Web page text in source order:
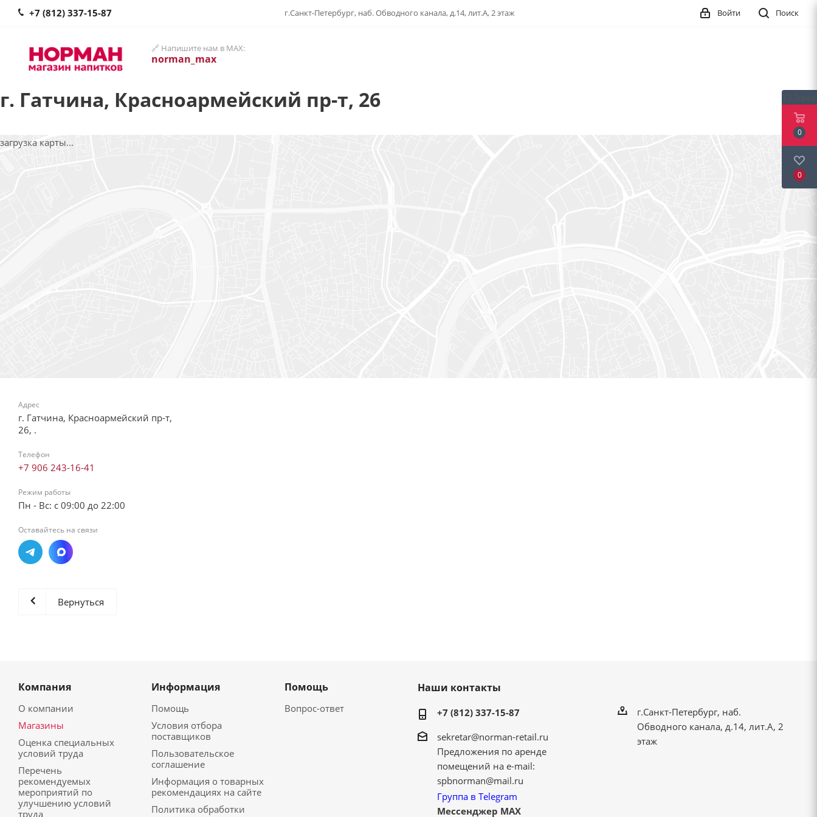
+7 (812) 337-15-87 г.Санкт-Петербург, наб. Обводного канала, д.14, лит.А, 2 этаж Поиск
Войти
🔗 Напишите нам в MAX:
norman_max
г. Гатчина, Красноармейский пр-т, 26
загрузка карты...
Адрес
г. Гатчина, Красноармейский пр-т,
26, .
Телефон
+7 906 243-16-41
Режим работы
Пн - Вс: с 09:00 до 22:00
Оставайтесь на связи
Вернуться
Компания
О компании
Магазины
Оценка специальных
условий труда
Перечень
рекомендуемых
мероприятий по
улучшению условий
труда
Информация
Помощь
Условия отбора
поставщиков
Пользовательское
соглашение
Информация о товарных
рекомендациях на сайте
Политика обработки
Помощь
Вопрос-ответ
Наши контакты
+7 (812) 337-15-87
sekretar@norman-retail.ru
Предложения по аренде
помещений на e-mail:
spbnorman@mail.ru
Группа в Telegram
Мессенджер MAX
г.Санкт-Петербург, наб.
Обводного канала, д.14, лит.А, 2
этаж
0
0